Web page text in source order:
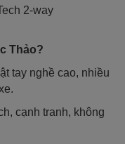
2-way
Thảo?
tay nghề cao, nhiều
cạnh tranh, không